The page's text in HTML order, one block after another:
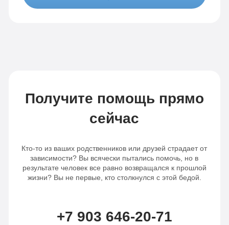
Получите помощь прямо
сейчас
Кто-то из ваших родственников или друзей страдает от
зависимости? Вы всячески пытались помочь, но в
результате человек все равно возвращался к прошлой
жизни? Вы не первые, кто столкнулся с этой бедой.
+7 903 646-20-71